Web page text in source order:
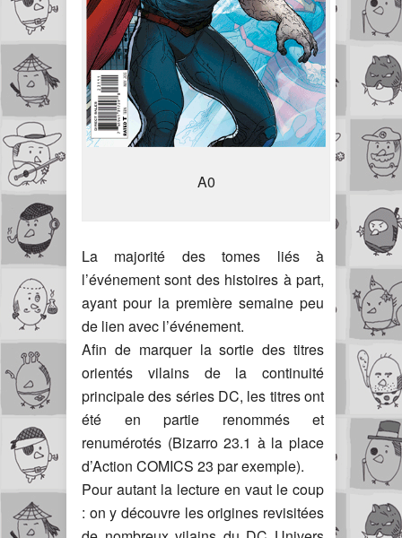
A0
La majorité des tomes liés à
l’événement sont des histoires à part,
ayant pour la première semaine peu
de lien avec l’événement.
Afin de marquer la sortie des titres
orientés vilains de la continuité
principale des séries DC, les titres ont
été en partie renommés et
renumérotés (Bizarro 23.1 à la place
d’Action COMICS 23 par exemple).
Pour autant la lecture en vaut le coup
: on y découvre les origines revisitées